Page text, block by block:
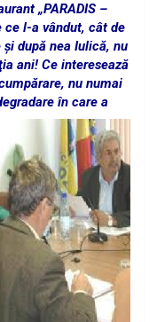
„PARADIS –
ce l-a vândut, cât de
după nea Iulică, nu
ani! Ce interesează
nu numai
în care a